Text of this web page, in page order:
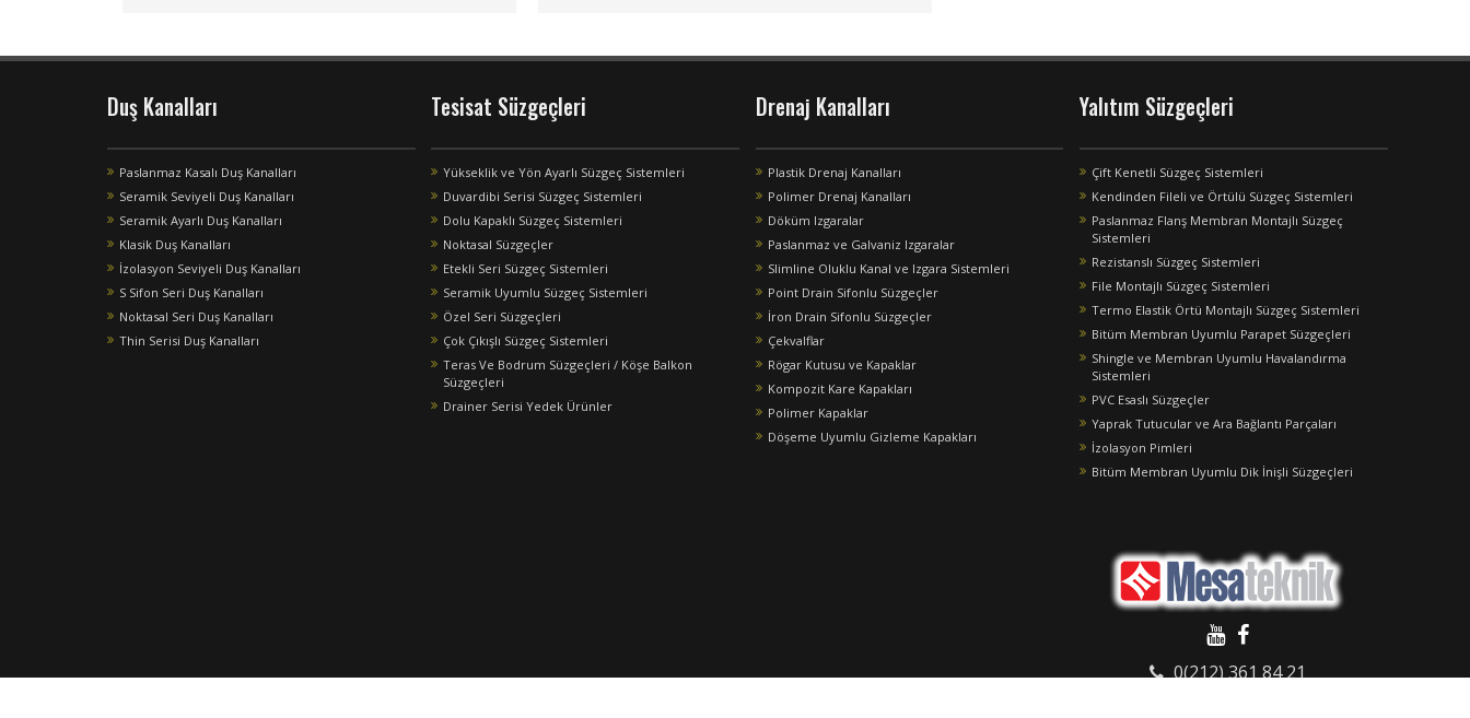
Duş Kanalları
Paslanmaz Kasalı Duş Kanalları
Seramik Seviyeli Duş Kanalları
Seramik Ayarlı Duş Kanalları
Klasik Duş Kanalları
İzolasyon Seviyeli Duş Kanalları
S Sifon Seri Duş Kanalları
Noktasal Seri Duş Kanalları
Thin Serisi Duş Kanalları
Tesisat Süzgeçleri
Yükseklik ve Yön Ayarlı Süzgeç Sistemleri
Duvardibi Serisi Süzgeç Sistemleri
Dolu Kapaklı Süzgeç Sistemleri
Noktasal Süzgeçler
Etekli Seri Süzgeç Sistemleri
Seramik Uyumlu Süzgeç Sistemleri
Özel Seri Süzgeçleri
Çok Çıkışlı Süzgeç Sistemleri
Teras Ve Bodrum Süzgeçleri / Köşe Balkon
Süzgeçleri
Drainer Serisi Yedek Ürünler
Drenaj Kanalları
Plastik Drenaj Kanalları
Polimer Drenaj Kanalları
Döküm Izgaralar
Paslanmaz ve Galvaniz Izgaralar
Slimline Oluklu Kanal ve Izgara Sistemleri
Point Drain Sifonlu Süzgeçler
İron Drain Sifonlu Süzgeçler
Çekvalflar
Rögar Kutusu ve Kapaklar
Kompozit Kare Kapakları
Polimer Kapaklar
Döşeme Uyumlu Gizleme Kapakları
Yalıtım Süzgeçleri
Çift Kenetli Süzgeç Sistemleri
Kendinden Fileli ve Örtülü Süzgeç Sistemleri
Paslanmaz Flanş Membran Montajlı Süzgeç
Sistemleri
Rezistanslı Süzgeç Sistemleri
File Montajlı Süzgeç Sistemleri
Termo Elastik Örtü Montajlı Süzgeç Sistemleri
Bitüm Membran Uyumlu Parapet Süzgeçleri
Shingle ve Membran Uyumlu Havalandırma
Sistemleri
PVC Esaslı Süzgeçler
Yaprak Tutucular ve Ara Bağlantı Parçaları
İzolasyon Pimleri
Bitüm Membran Uyumlu Dik İnişli Süzgeçleri
0(212) 361 84 21